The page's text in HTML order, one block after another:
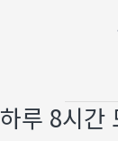
하루 8시간
하루
8시간